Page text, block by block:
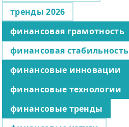
тренды 2026
финансовая грамотность
финансовая стабильность
финансовые инновации
финансовые технологии
финансовые тренды